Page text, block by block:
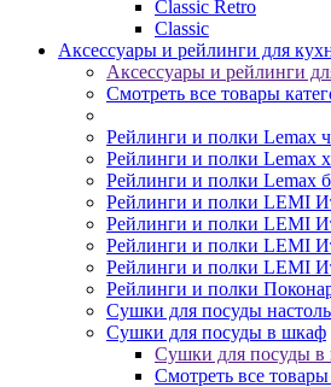
Classic Retro
Classic
Аксессуары и рейлинги для
Аксессуары и рейлинги
Смотреть все товары
Рейлинги и полки Lemax
Рейлинги и полки Lemax
Рейлинги и полки Lemax
Рейлинги и полки LEMI
Рейлинги и полки LEMI
Рейлинги и полки LEMI
Рейлинги и полки LEMI
Рейлинги и полки
Сушки для посуды
Сушки для посуды в шкаф
Сушки для посуды
Смотреть все